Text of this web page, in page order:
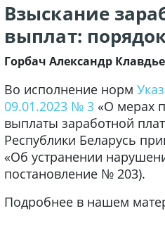
Взыскание
выплат:
Горбач Александр
Во исполнение норм
09.01.2023 № 3 «О мерах
выплаты заработной
Республики Беларусь
«Об устранении
постановление № 203).
Подробнее в нашем